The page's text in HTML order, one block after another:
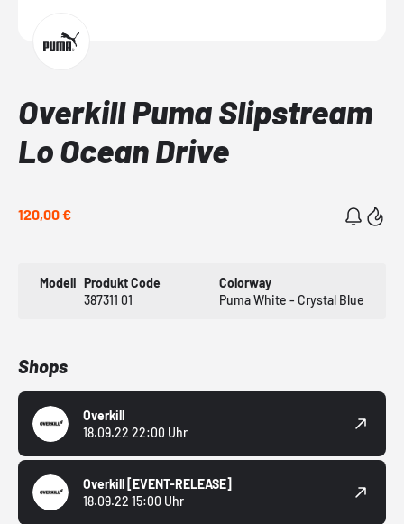
Overkill Puma Slipstream
Lo Ocean Drive
120,00 €
Modell Produkt Code
387311 01
Colorway
Puma White - Crystal Blue
Shops
Overkill
18.09.22 22:00 Uhr
Overkill [EVENT-RELEASE]
18.09.22 15:00 Uhr